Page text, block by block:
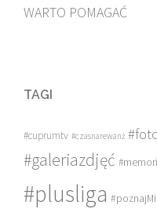
WARTO POMAGAĆ
TAGI
#cuprumtv #czasnarewanż
#galeriazdjęć
#plusliga